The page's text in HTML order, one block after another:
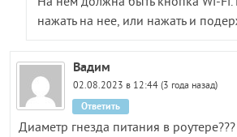
нажать на нее, или нажать и
Вадим
02.08.2023 в 12:44 (3 года назад)
Диаметр гнезда питания в
Ответить